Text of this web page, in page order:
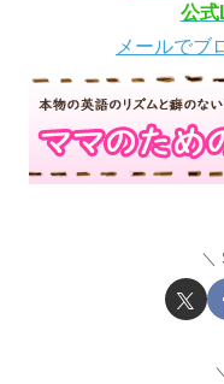
公式
メールでブ